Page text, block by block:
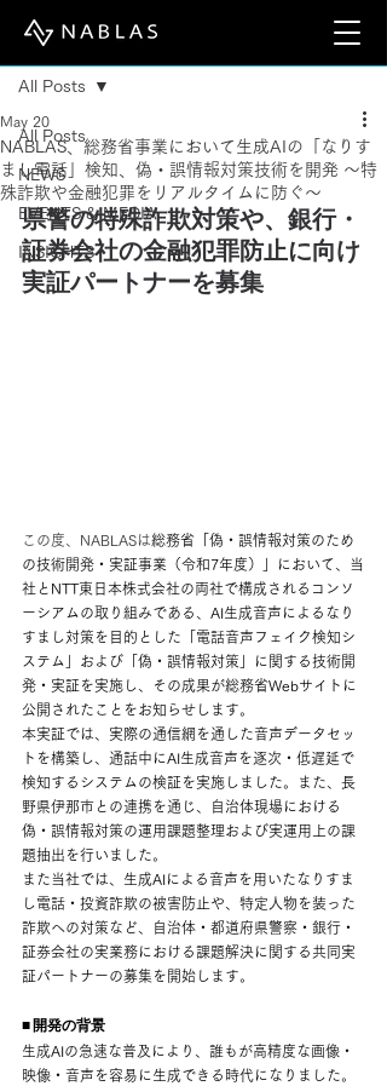
Post
All Posts
NEWS
EVENTS & MEDIA
INSIGHTS
All Posts
NABLAS、総務省事業において生成AIの「なりす
まし電話」検知、偽・誤情報対策技術を開発 〜特
殊詐欺や金融犯罪をリアルタイムに防ぐ〜
May 20
県警の特殊詐欺対策や、銀行・
証券会社の金融犯罪防止に向け
実証パートナーを募集
この度、NABLASは総務省「偽・誤情報対策のため
の技術開発・実証事業（令和7年度）」において、当
社とNTT東日本株式会社の両社で構成されるコンソ
ーシアムの取り組みである、AI生成音声によるなり
すまし対策を目的とした「電話音声フェイク検知シ
ステム」および「偽・誤情報対策」に関する技術開
発・実証を実施し、その成果が総務省Webサイトに
公開されたことをお知らせします。
本実証では、実際の通信網を通した音声データセッ
トを構築し、通話中にAI生成音声を逐次・低遅延で
検知するシステムの検証を実施しました。また、長
野県伊那市との連携を通じ、自治体現場における
偽・誤情報対策の運用課題整理および実運用上の課
題抽出を行いました。
また当社では、生成AIによる音声を用いたなりすま
し電話・投資詐欺の被害防止や、特定人物を装った
詐欺への対策など、自治体・都道府県警察・銀行・
証券会社の実業務における課題解決に関する共同実
証パートナーの募集を開始します。
■ 開発の背景
生成AIの急速な普及により、誰もが高精度な画像・
映像・音声を容易に生成できる時代になりました。